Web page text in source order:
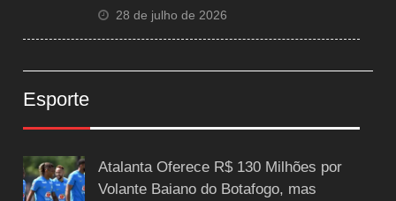
28 de julho de 2026
Esporte
Atalanta Oferece R$ 130 Milhões por
Volante Baiano do Botafogo, mas